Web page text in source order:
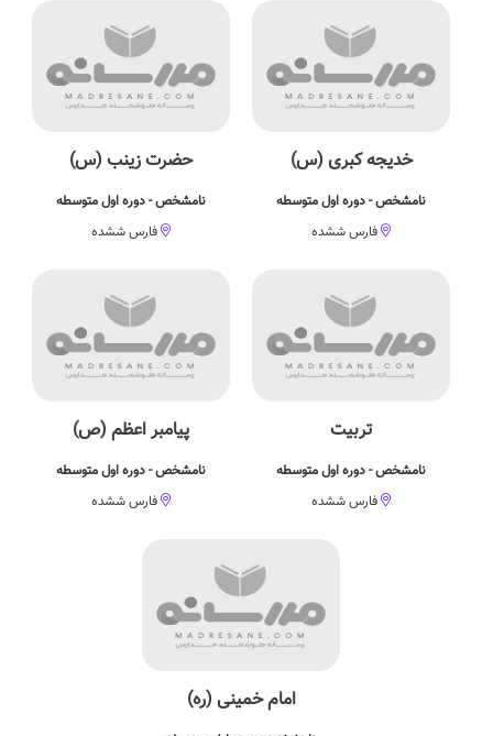
خدیجه کبری (س)
نامشخص - دوره اول متوسطه
فارس ششده
حضرت زینب (س)
نامشخص - دوره اول متوسطه
فارس ششده
تربیت
نامشخص - دوره اول متوسطه
فارس ششده
پیامبر اعظم (ص)
نامشخص - دوره اول متوسطه
فارس ششده
امام خمینی (ره)